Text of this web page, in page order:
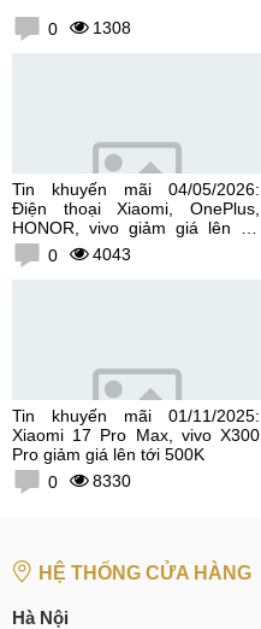
0 1308
Tin khuyến mãi 04/05/2026:
Điện thoại Xiaomi, OnePlus,
HONOR, vivo giảm giá lên tới
300K0 4043
Tin khuyến mãi 01/11/2025:
Xiaomi 17 Pro Max, vivo X300
Pro giảm giá lên tới 500K
0
8330
HỆ THỐNG CỬA HÀNG
Hà Nội